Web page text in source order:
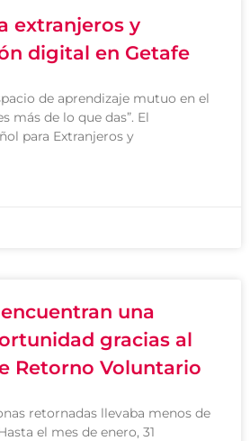
extranjeros y
digital en Getafe
de aprendizaje mutuo en el
más de lo que das”. El
para Extranjeros y
una
gracias al
Retorno Voluntario
retornadas llevaba menos de
el mes de enero, 31